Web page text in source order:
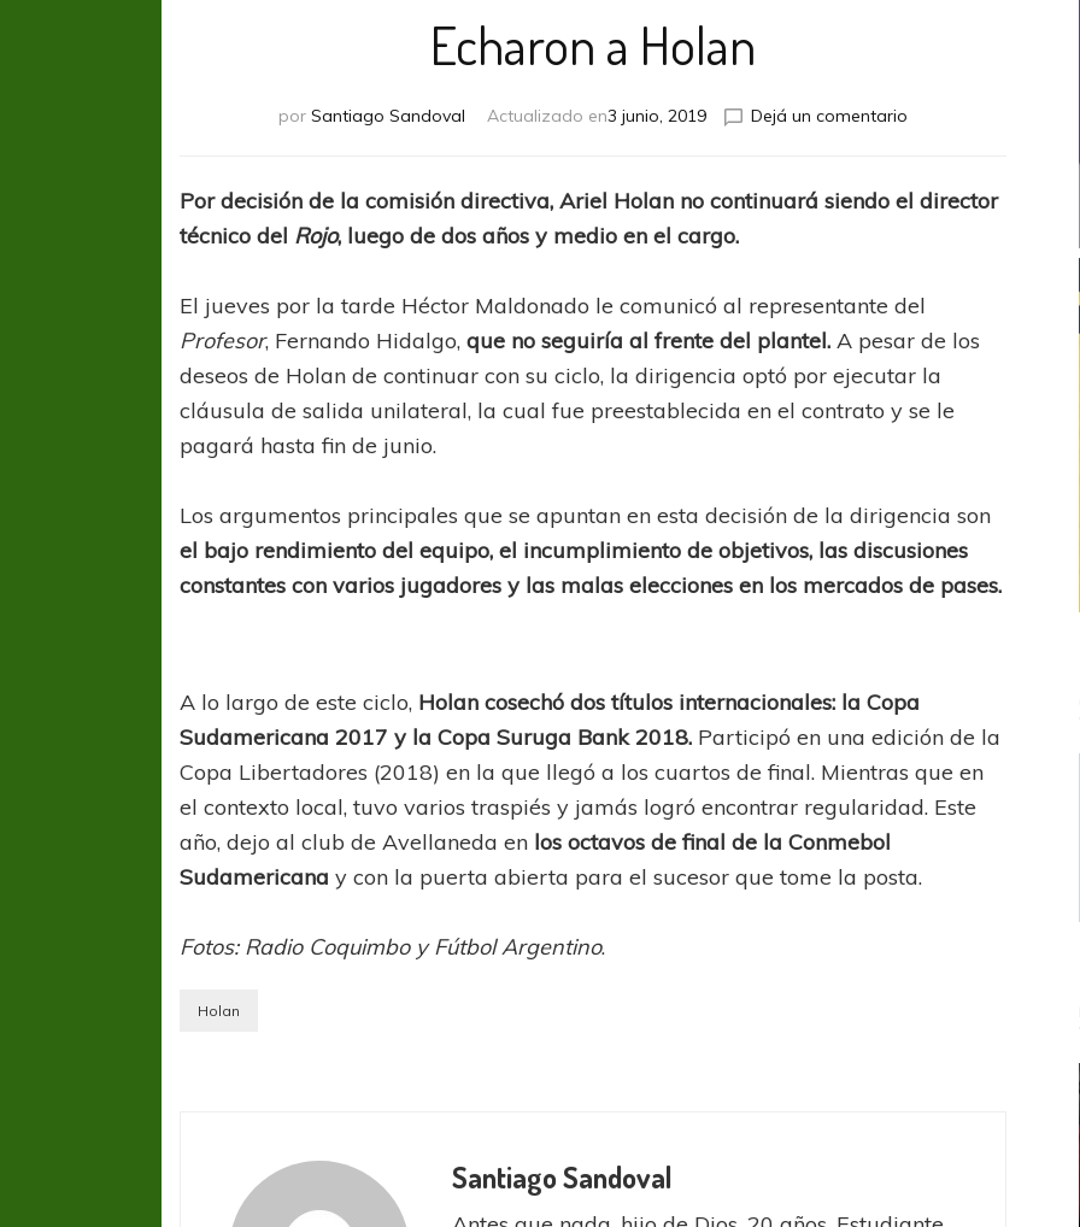
Echaron a Holan
por Santiago Sandoval Actualizado en3 junio, 2019 Dejá un comentario
Holan
Por decisión de la comisión directiva, Ariel Holan no continuará siendo el director
técnico del Rojo, luego de dos años y medio en el cargo.
El jueves por la tarde Héctor Maldonado le comunicó al representante del
Profesor, Fernando Hidalgo,que no seguiría al frente del plantel. A pesar de los
deseos de Holan de continuar con su ciclo, la dirigencia optó por ejecutar la
cláusula de salida unilateral, la cual fue preestablecida en el contrato y se le
pagará hasta fin de junio.
Los argumentos principales que se apuntan en esta decisión de la dirigencia son
el bajo rendimiento del equipo, el incumplimiento de objetivos, las discusiones
constantes con varios jugadores y las malas elecciones en los mercados de pases.
A lo largo de este ciclo, Holan cosechó dos títulos internacionales: la Copa
Sudamericana 2017 y la Copa Suruga Bank 2018. Participó en una edición de la
Copa Libertadores (2018) en la que llegó a los cuartos de final. Mientras que en
el contexto local, tuvo varios traspiés y jamás logró encontrar regularidad. Este
año, dejo al club de Avellaneda en los octavos de final de la Conmebol
Sudamericana y con la puerta abierta para el sucesor que tome la posta.
Fotos: Radio Coquimbo y Fútbol Argentino.
Holan
Santiago Sandoval